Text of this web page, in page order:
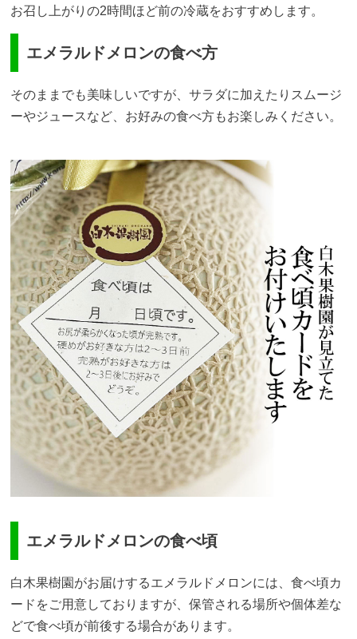
お召し上がりの2時間ほど前の冷蔵をおすすめします。
エメラルドメロンの食べ方
そのままでも美味しいですが、サラダに加えたりスムージ
ーやジュースなど、お好みの食べ方もお楽しみください。
エメラルドメロンの食べ頃
白木果樹園がお届けするエメラルドメロンには、食べ頃カ
ードをご用意しておりますが、保管される場所や個体差な
どで食べ頃が前後する場合があります。